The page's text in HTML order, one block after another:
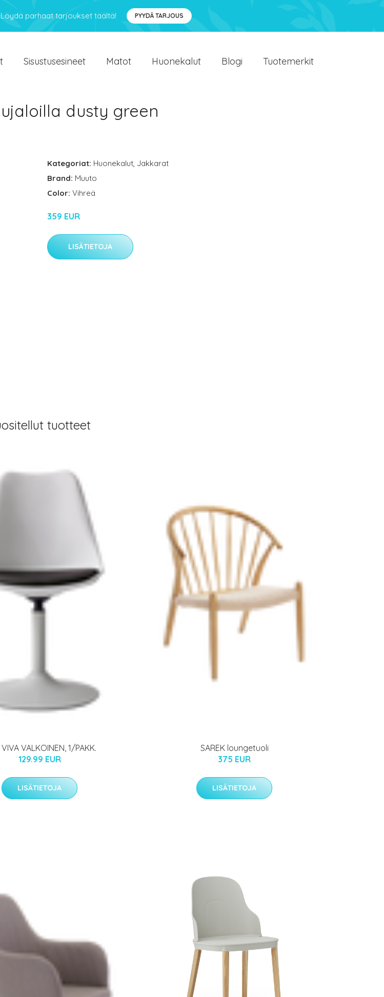
Löydä parhaat tarjoukset täältä! PYYDÄ TARJOUS
Sisustusesineet Matot Huonekalut Blogi Tuotemerkit
dusty green
Kategoriat: Huonekalut, Jakkarat
Brand: Muuto
Color: Vihreä
359 EUR
LISÄTIETOJA
tuotteet
VALKOINEN, 1/PAKK.
129.99 EUR
LISÄTIETOJA
SAREK loungetuoli
375 EUR
LISÄTIETOJA